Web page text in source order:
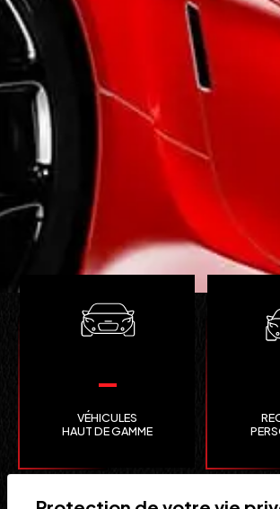
VÉHICULES
HAUT DE GAMME